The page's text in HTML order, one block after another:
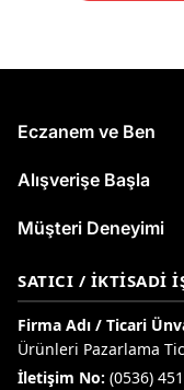
Eczanem ve Ben
Alışverişe Başla
Müşteri Deneyimi
SATICI / İKTISADI
Firma Adı / Ticari
Ürünleri Pazarlama
İletişim No: (0536)